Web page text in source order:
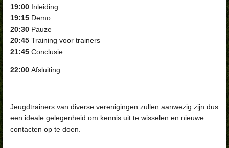
19:00 Inleiding
19:15 Demo
20:30 Pauze
20:45 Training voor trainers
21:45 Conclusie
22:00 Afsluiting
Jeugdtrainers van diverse verenigingen zullen aanwezig zijn dus
een ideale gelegenheid om kennis uit te wisselen en nieuwe
contacten op te doen.